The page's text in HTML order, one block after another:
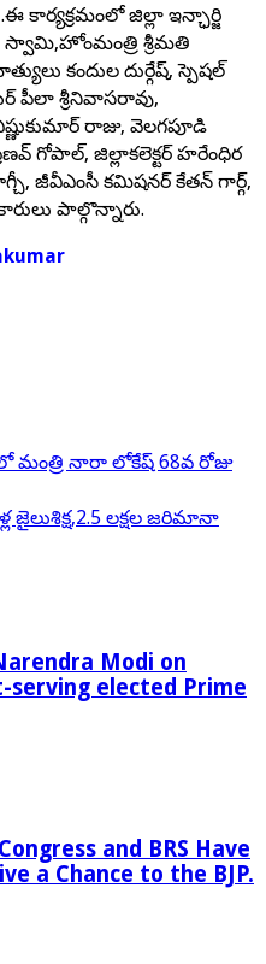
జిల్లా ఇన్ఛార్జి
శ్రీమతి
కందుల దుర్గేష్, స్పెషల్
పీలా శ్రీనివాసరావు,
రాజు, వెలగపూడి
గోపాల్, జిల్లాకలెక్టర్ హరేంధిర
జీవీఎంసీ కమిషనర్ కేతన్ గార్గ్,
పాల్గొన్నారు.
మంత్రి నారా లోకేష్ 68వ రోజు
జైలుశిక్ష,2.5 లక్షల జరిమానా
Modi on
serving elected Prime
and BRS Have
a Chance to the BJP.